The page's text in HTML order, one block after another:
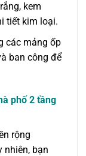
kem
tiết kim loại.
các mảng ốp
ban công để
phố 2 tầng
rộng
nhiên, bạn